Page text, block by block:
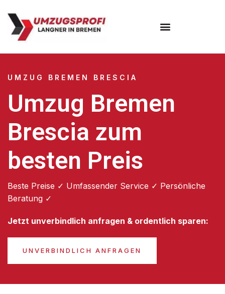
UMZUG BREMEN BRESCIA
Umzug Bremen
Brescia zum
besten Preis
Beste Preise ✓ Umfassender Service ✓ Persönliche
Beratung ✓
Jetzt unverbindlich anfragen & ordentlich sparen:
UNVERBINDLICH ANFRAGEN